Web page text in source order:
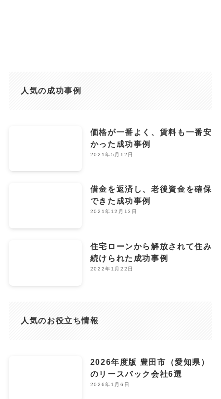
人気の成功事例
価格が一番よく、賃料も一番安
かった成功事例
2021年5月12日
借金を返済し、老後資金を確保
できた成功事例
2021年12月13日
住宅ローンから解放されて住み
続けられた成功事例
2022年1月22日
人気のお役立ち情報
2026年度版 豊田市（愛知県）
のリースバック会社6選
2026年1月6日